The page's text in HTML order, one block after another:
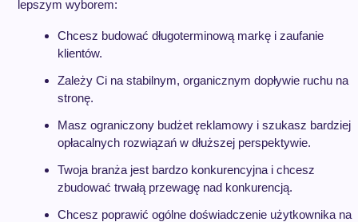
lepszym wyborem:
Chcesz budować długoterminową markę i zaufanie
klientów.
Zależy Ci na stabilnym, organicznym dopływie ruchu na
stronę.
Masz ograniczony budżet reklamowy i szukasz bardziej
opłacalnych rozwiązań w dłuższej perspektywie.
Twoja branża jest bardzo konkurencyjna i chcesz
zbudować trwałą przewagę nad konkurencją.
Chcesz poprawić ogólne doświadczenie użytkownika na